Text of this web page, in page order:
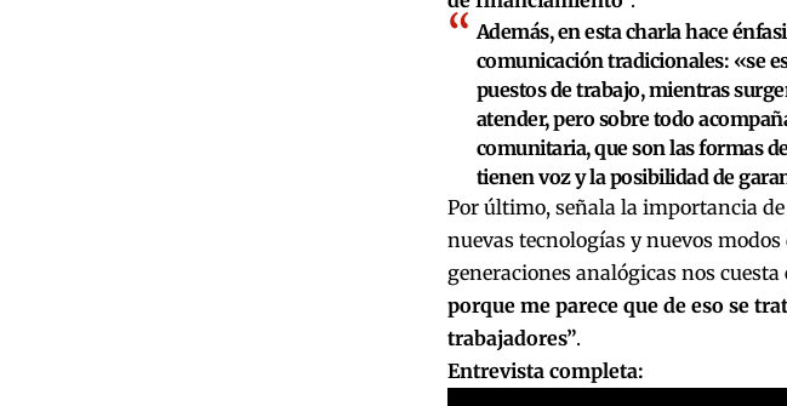
Además, en esta charla hace
comunicación tradicionales: «se
puestos de trabajo, mientras
atender, pero sobre todo
comunitaria, queson las formas
tienen vozy la posibilidad de
Por último, señala la importancia
nuevas tecnologías y nuevos
generaciones analógicas nos
porque me parece que de eso se
trabajadores”.
Entrevista completa: